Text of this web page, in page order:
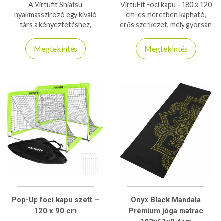
A Virtufit Shiatsu
nyakmasszírozó egy kiváló
társ a kényeztetéshez,
utazáshoz is használható
Megtekintés
VirtuFit Foci kapu - 180 x 120
cm-es méretben kapható,
erős szerkezet, mely gyorsan
Megtekintés
Pop-Up foci kapu szett –
120 x 90 cm
Onyx Black Mandala
Prémium jóga matrac